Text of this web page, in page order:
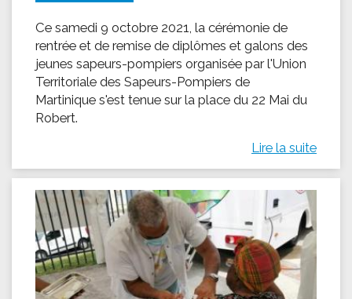
Ce samedi 9 octobre 2021, la cérémonie de
rentrée et de remise de diplômes et galons des
jeunes sapeurs-pompiers organisée par l'Union
Territoriale des Sapeurs-Pompiers de
Martinique s'est tenue sur la place du 22 Mai du
Robert.
Lire la suite